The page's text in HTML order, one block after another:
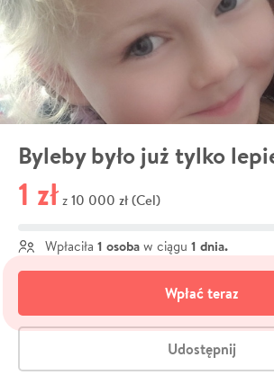
Byleby było już tylko
1 zł z 10 000 zł (Cel)
Wpłaciła 1 osoba w ciągu 1 dnia.
Wpłać teraz
Udostępnij